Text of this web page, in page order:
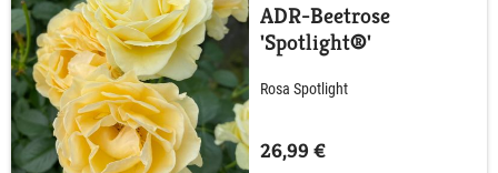
ADR-Beetrose
'Spotlight®'
Rosa Spotlight
26,99 €